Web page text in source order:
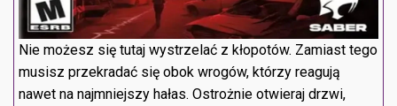
Nie możesz się tutaj wystrzelać z kłopotów. Zamiast tego
musisz przekradać się obok wrogów, którzy reagują
nawet na najmniejszy hałas. Ostrożnie otwieraj drzwi,